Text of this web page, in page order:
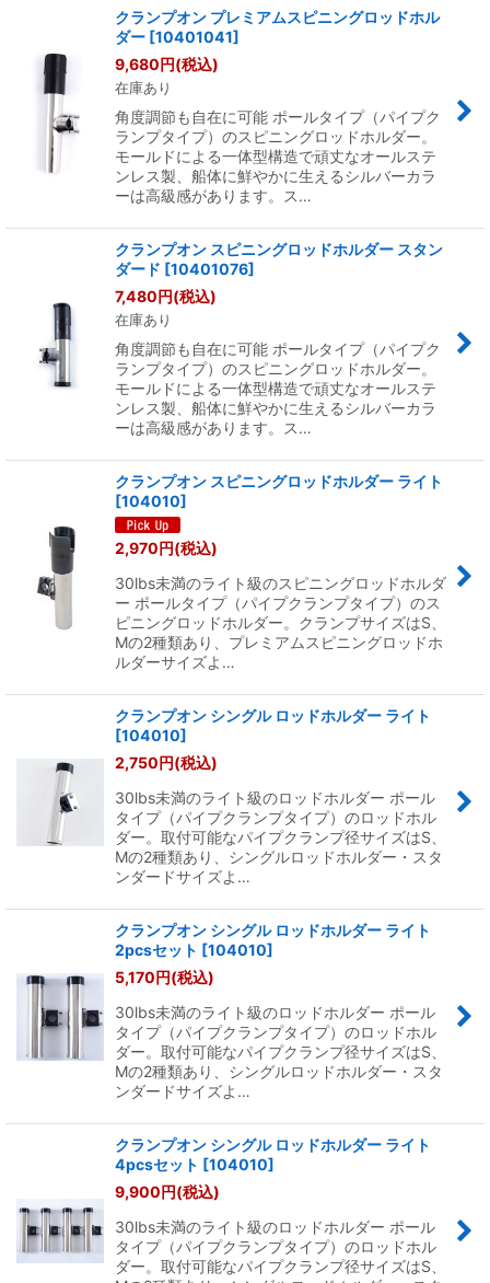
並び順
絞り込む
クランプオン プレミアムスピニングロッドホル
ダー [10401041]
9,680円(税込)
在庫あり
角度調節も自在に可能 ポールタイプ（パイプク
ランプタイプ）のスピニングロッドホルダー。
モールドによる一体型構造で頑丈なオールステ
ンレス製、船体に鮮やかに生えるシルバーカラ
ーは高級感があります。ス…
クランプオン スピニングロッドホルダー スタン
ダード [10401076]
7,480円(税込)
在庫あり
角度調節も自在に可能 ポールタイプ（パイプク
ランプタイプ）のスピニングロッドホルダー。
モールドによる一体型構造で頑丈なオールステ
ンレス製、船体に鮮やかに生えるシルバーカラ
ーは高級感があります。ス…
クランプオン スピニングロッドホルダー ライト
[104010]
2,970円(税込)
30lbs未満のライト級のスピニングロッドホルダ
ー ポールタイプ（パイプクランプタイプ）のス
ピニングロッドホルダー。クランプサイズはS、
Mの2種類あり、プレミアムスピニングロッドホ
ルダーサイズよ…
クランプオン シングル ロッドホルダー ライト
[104010]
2,750円(税込)
30lbs未満のライト級のロッドホルダー ポール
タイプ（パイプクランプタイプ）のロッドホル
ダー。取付可能なパイプクランプ径サイズはS、
Mの2種類あり、シングルロッドホルダー・スタ
ンダードサイズよ…
クランプオン シングル ロッドホルダー ライト
2pcsセット [104010]
5,170円(税込)
30lbs未満のライト級のロッドホルダー ポール
タイプ（パイプクランプタイプ）のロッドホル
ダー。取付可能なパイプクランプ径サイズはS、
Mの2種類あり、シングルロッドホルダー・スタ
ンダードサイズよ…
クランプオン シングル ロッドホルダー ライト
4pcsセット [104010]
9,900円(税込)
30lbs未満のライト級のロッドホルダー ポール
タイプ（パイプクランプタイプ）のロッドホル
ダー。取付可能なパイプクランプ径サイズはS、